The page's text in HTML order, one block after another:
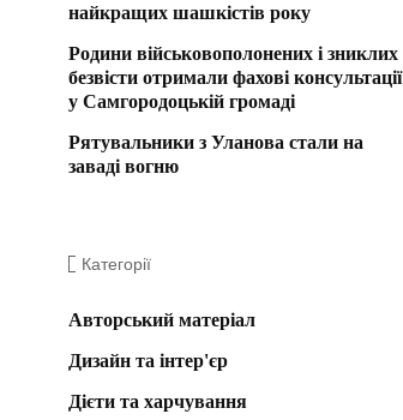
найкращих шашкістів року
Родини військовополонених і зниклих
безвісти отримали фахові консультації
у Самгородоцькій громаді
Рятувальники з Уланова стали на
заваді вогню
Категорії
Авторський матеріал
Дизайн та інтер'єр
Дієти та харчування